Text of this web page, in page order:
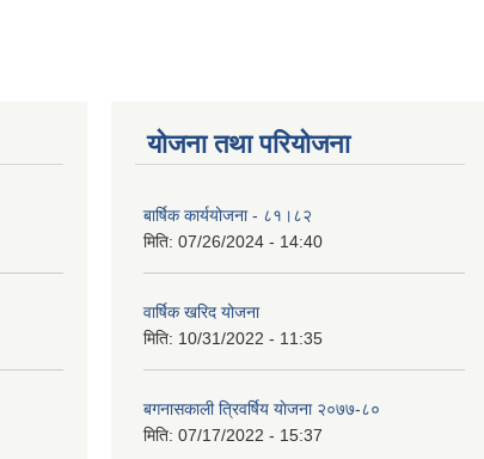
योजना तथा परियोजना
बार्षिक कार्ययोजना - ८१।८२
मिति: 07/26/2024 - 14:40
वार्षिक खरिद योजना
मिति: 10/31/2022 - 11:35
बगनासकाली त्रिवर्षिय याेजना २०७७-८०
मिति: 07/17/2022 - 15:37